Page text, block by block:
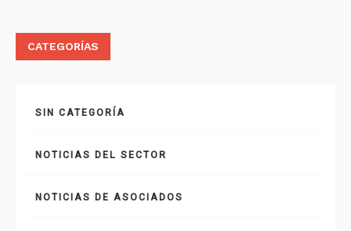
CATEGORÍAS
SIN CATEGORÍA
NOTICIAS DEL SECTOR
NOTICIAS DE ASOCIADOS